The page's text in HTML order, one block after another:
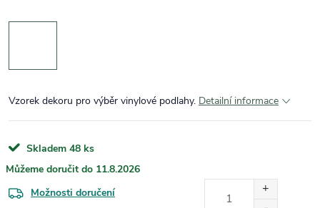
Vzorek dekoru pro výběr vinylové podlahy. Detailní informace
Skladem 48 ks
11.8.2026
Možnosti doručení